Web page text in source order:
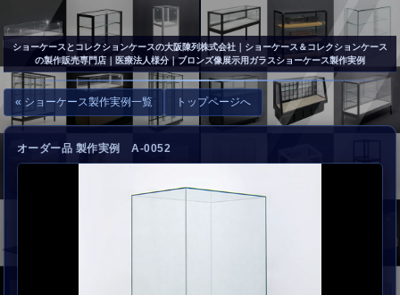
お問い合わせ
ショーケースとコレクションケースの大阪陳列株式会社 ｜ショーケース＆コレクションケース
の製作販売専門店｜医療法人様分｜ブロンズ像展示用ガラスショーケース製作実例
« ショーケース製作実例一覧 トップページへ
オーダー品 製作実例 A-0052